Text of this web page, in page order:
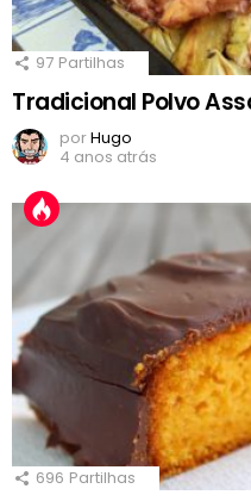
97 Partilhas
Tradicional Polvo
porHugo
4 anos atrás
696 Partilhas